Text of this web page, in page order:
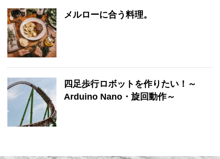
メルローに合う料理。
四足歩行ロボットを作りたい！～
Arduino Nano・旋回動作～